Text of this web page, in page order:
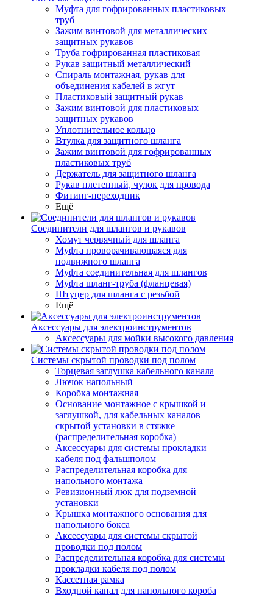
Муфта для гофрированных пластиковых
труб
Зажим винтовой для металлических
защитных рукавов
Труба гофрированная пластиковая
Рукав защитный металлический
Спираль монтажная, рукав для
объединения кабелей в жгут
Пластиковый защитный рукав
Зажим винтовой для пластиковых
защитных рукавов
Уплотнительное кольцо
Втулка для защитного шланга
Зажим винтовой для гофрированных
пластиковых труб
Держатель для защитного шланга
Рукав плетенный, чулок для провода
Фитинг-переходник
Ещё
Соединители для шлангов и рукавов
Хомут червячный для шланга
Муфта проворачивающаяся для
подвижного шланга
Муфта соединительная для шлангов
Муфта шланг-труба (фланцевая)
Штуцер для шланга с резьбой
Ещё
Аксессуары для электроинструментов
Аксессуары для мойки высокого давления
Системы скрытой проводки под полом
Торцевая заглушка кабельного канала
Лючок напольный
Коробка монтажная
Основание монтажное с крышкой и
заглушкой, для кабельных каналов
скрытой установки в стяжке
(распределительная коробка)
Аксессуары для системы прокладки
кабеля под фальшполом
Распределительная коробка для
напольного монтажа
Ревизионный люк для подземной
установки
Крышка монтажного основания для
напольного бокса
Аксессуары для системы скрытой
проводки под полом
Распределительная коробка для системы
прокладки кабеля под полом
Кассетная рамка
Входной канал для напольного короба